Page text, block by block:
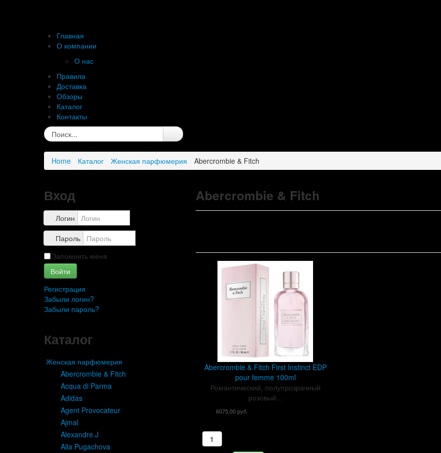
Главная
О компании
О нас
Правила
Доставка
Обзоры
Каталог
Контакты
Home Каталог Женская парфюмерия Abercrombie & Fitch
Вход
Логин
Пароль
Запомнить меня
Войти
Регистрация
Забыли логин?
Забыли пароль?
Каталог
Женская парфюмерия
Abercrombie & Fitch
Acqua di Parma
Adidas
Agent Provocateur
Ajmal
Alexandre.J
Alla Pugachova
Abercrombie & Fitch
Abercrombie & Fitch First Instinct EDP
pour femme 100ml
Романтический, полупрозрачный
розовый...
6075,00 руб